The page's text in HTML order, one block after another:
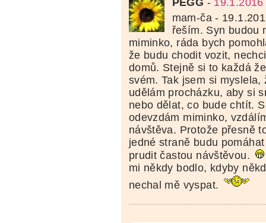
mam-ča -
řeším. Syn budou
miminko, ráda bych
že budu chodit vozit,
domů. Stejně si to každá
svém. Tak jsem si myslela,
udělám procházku, aby si
nebo dělat, co bude chtít.
odevzdám miminko,
návštěva. Protože přesně
jedné straně budu
prudit častou návštěvou.
mi někdy bodlo, kdyby
nechal mě vyspat.